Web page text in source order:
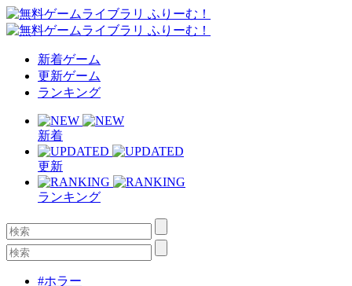
新着ゲーム
更新ゲーム
ランキング
新着
更新
ランキング
#ホラー